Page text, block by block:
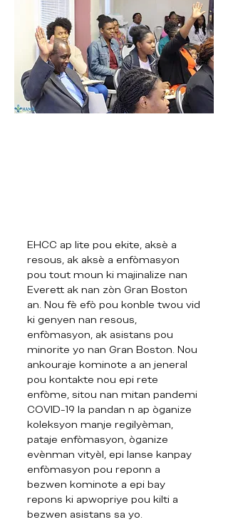
EHCC ap lite pou ekite, aksè a
resous, ak aksè a enfòmasyon
pou tout moun ki majinalize nan
Everett ak nan zòn Gran Boston
an. Nou fè efò pou konble twou vid
ki genyen nan resous,
enfòmasyon, ak asistans pou
minorite yo nan Gran Boston. Nou
ankouraje kominote a an jeneral
pou kontakte nou epi rete
enfòme, sitou nan mitan pandemi
COVID-19 la pandan n ap òganize
koleksyon manje regilyèman,
pataje enfòmasyon, òganize
evènman vityèl, epi lanse kanpay
enfòmasyon pou reponn a
bezwen kominote a epi bay
repons ki apwopriye pou kilti a
bezwen asistans sa yo.